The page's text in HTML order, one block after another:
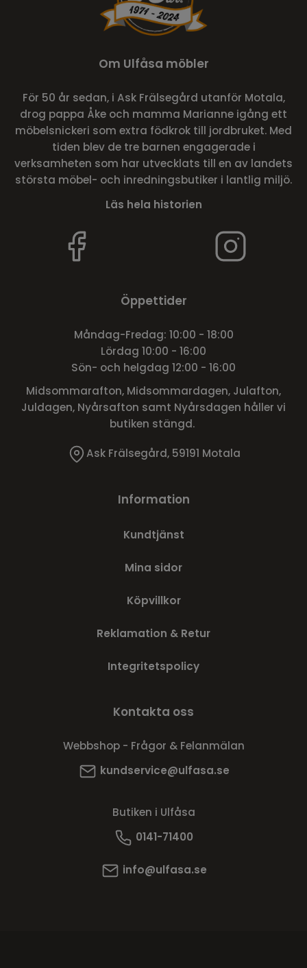
Om Ulfåsa möbler
För 50 år sedan, i Ask Frälsegård utanför Motala,
drog pappa Åke och mamma Marianne igång ett
möbelsnickeri som extra födkrok till jordbruket. Med
tiden blev de tre barnen engagerade i
verksamheten som har utvecklats till en av landets
största möbel- och inredningsbutiker i lantlig miljö.
Läs hela historien
Öppettider
Måndag-Fredag: 10:00 - 18:00
Lördag 10:00 - 16:00
Sön- och helgdag 12:00 - 16:00
Midsommarafton, Midsommardagen, Julafton,
Juldagen, Nyårsafton samt Nyårsdagen håller vi
butiken stängd.
Ask Frälsegård, 59191 Motala
Information
Kundtjänst
Mina sidor
Köpvillkor
Reklamation & Retur
Integritetspolicy
Kontakta oss
Webbshop - Frågor & Felanmälan
kundservice@ulfasa.se
Butiken i Ulfåsa
0141-71400
info@ulfasa.se